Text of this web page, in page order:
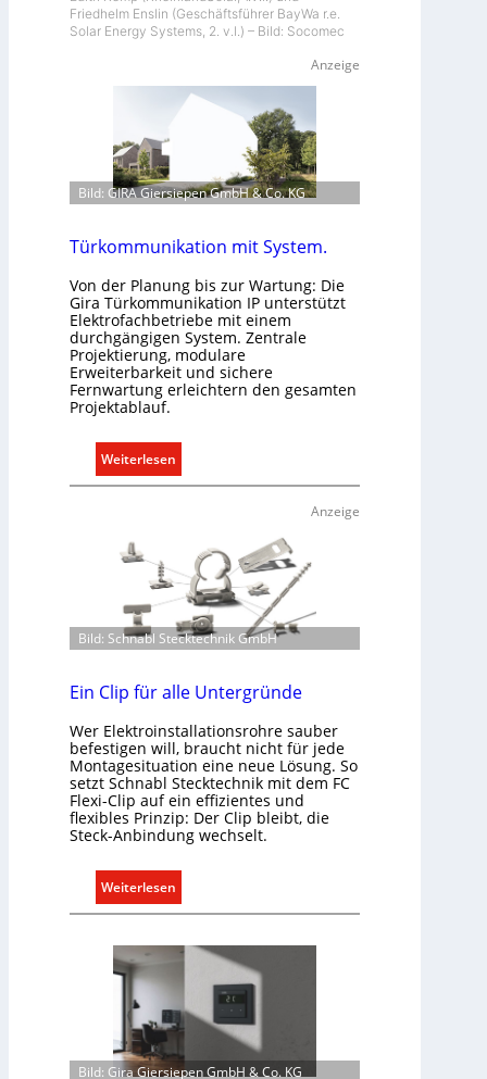
Friedhelm Enslin (Geschäftsführer BayWa r.e.
Solar Energy Systems, 2. v.l.) – Bild: Socomec
Anzeige
Bild: GIRA Giersiepen GmbH & Co. KG
Türkommunikation mit System.
Von der Planung bis zur Wartung: Die
Gira Türkommunikation IP unterstützt
Elektrofachbetriebe mit einem
durchgängigen System. Zentrale
Projektierung, modulare
Erweiterbarkeit und sichere
Fernwartung erleichtern den gesamten
Projektablauf.
Weiterlesen
T
o
m
m
u
i
a
t
i
o
n
m
i
S
e
m
.
Anzeige
Bild: Schnabl Stecktechnik GmbH
Ein Clip für alle Untergründe
Wer Elektroinstallationsrohre sauber
befestigen will, braucht nicht für jede
Montagesituation eine neue Lösung. So
setzt Schnabl Stecktechnik mit dem FC
Flexi-Clip auf ein effizientes und
flexibles Prinzip: Der Clip bleibt, die
Steck-Anbindung wechselt.
Weiterlesen
E
n
i
f
Bild: Gira Giersiepen GmbH & Co. KG